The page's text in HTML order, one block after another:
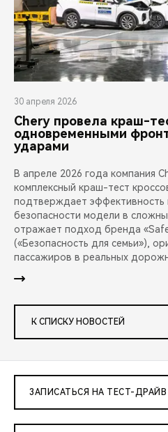
30 апреля 2026
Chery провела краш-
одновременными
ударами
В апреле 2026 года компания
комплексный краш-тест
подтверждает эффективность
безопасности модели в
отражает подход бренда
(«Безопасность для семьи»),
пассажиров в реальных
К СПИСКУ НОВОСТЕЙ
ЗАПИСАТЬСЯ НА ТЕСТ-ДРАЙВ